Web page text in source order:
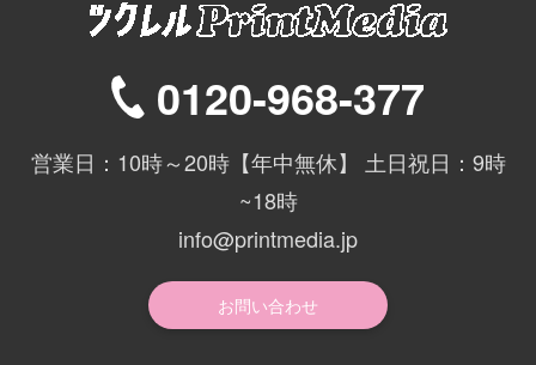
0120-968-377
営業日：10時～20時【年中無休】 土日祝日：9時
~18時
info@printmedia.jp
お問い合わせ